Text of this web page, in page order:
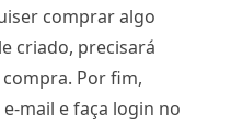
comprar algo
criado, precisará
Por fim,
mail e faça login no